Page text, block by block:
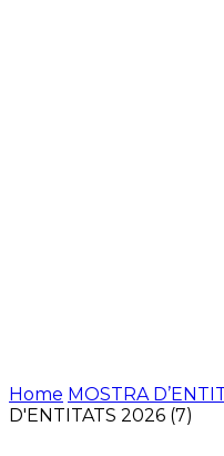
Home MOSTRA
D'ENTITATS 2026 (7)